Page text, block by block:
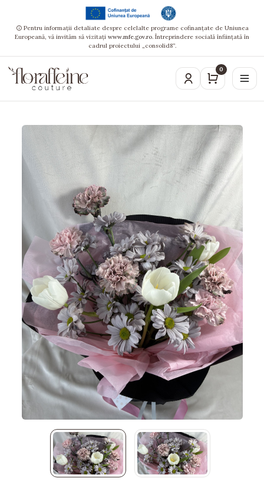
Pentru informații detaliate despre celelalte programe cofinanțate de Uniunea
Europeană, vă invităm să vizitați www.mfe.gov.ro. Întreprindere socială înființată în
cadrul proiectului „consolid8”.
0